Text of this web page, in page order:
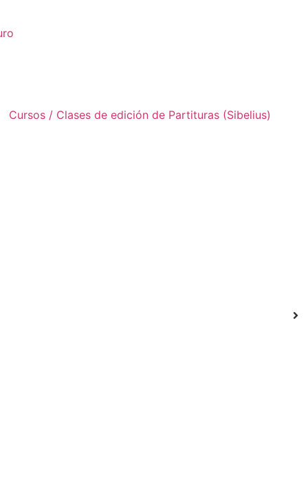
Cursos / Clases de edición de Partituras (Sibelius)